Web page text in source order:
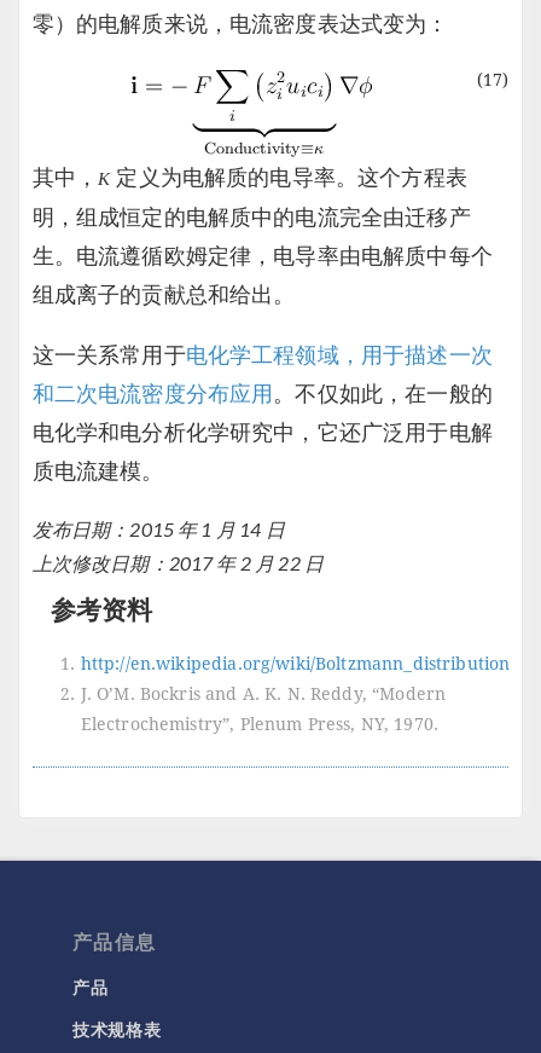
零）的电解质来说，电流密度表达式变为：
(17)
其中， Κ定义为电解质的电导率。这个方程表
明，组成恒定的电解质中的电流完全由迁移产
生。电流遵循欧姆定律，电导率由电解质中每个
组成离子的贡献总和给出。
这一关系常用于电化学工程领域，用于描述一次
和二次电流密度分布应用 。不仅如此，在一般的
电化学和电分析化学研究中，它还广泛用于电解
质电流建模。
发布日期：2015 年 1 月 14 日
上次修改日期：2017 年 2 月 22 日
参考资料
http://en.wikipedia.org/wiki/Boltzmann_distribution
J. O’M. Bockris and A. K. N. Reddy, “Modern
Electrochemistry”, Plenum Press, NY, 1970.
产品信息
产品
技术规格表